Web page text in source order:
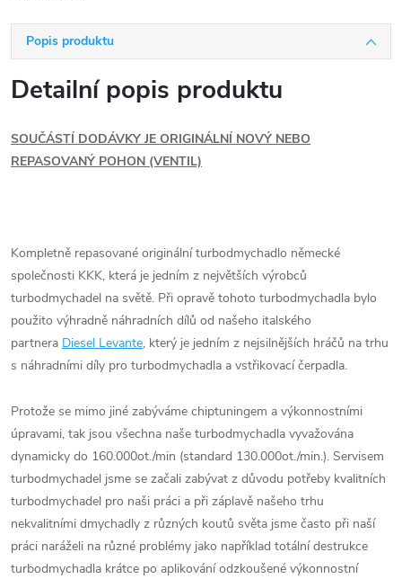
Popis produktu
Detailní popis produktu
SOUČÁSTÍ DODÁVKY JE ORIGINÁLNÍ NOVÝ NEBO
REPASOVANÝ POHON (VENTIL)
Kompletně repasované originální turbodmychadlo německé
společnosti KKK, která je jedním z největších výrobců
turbodmychadel na světě. Při opravě tohoto turbodmychadla bylo
použito výhradně náhradních dílů od našeho italského
partnera Diesel Levante, který je jedním z nejsilnějších hráčů na trhu
s náhradními díly pro turbodmychadla a vstřikovací čerpadla.
Protože se mimo jiné zabýváme chiptuningem a výkonnostními
úpravami, tak jsou všechna naše turbodmychadla vyvažována
dynamicky do 160.000ot./min (standard 130.000ot./min.). Servisem
turbodmychadel jsme se začali zabývat z důvodu potřeby kvalitních
turbodmychadel pro naši práci a při záplavě našeho trhu
nekvalitními dmychadly z různých koutů světa jsme často při naší
práci naráželi na různé problémy jako například totální destrukce
turbodmychadla krátce po aplikování odzkoušené výkonnostní